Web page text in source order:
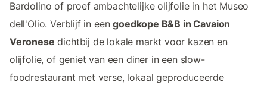
Bardolino of proef ambachtelijke olijfolie in het Museo
dell'Olio. Verblijf in eengoedkope B&B in Cavaion
Veronese dichtbij de lokale markt voor kazen en
olijfolie, of geniet van een diner in een slow-
foodrestaurant met verse, lokaal geproduceerde